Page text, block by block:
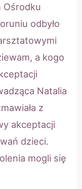
Ośrodku
odbyło
a kogo
Natalia
z
akceptacji
dzieci.
mogli się